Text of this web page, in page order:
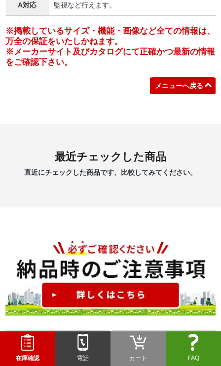
A対応
監視など行えます。
※掲載しているサイズ・機能・画像など全ての情報は、
万全の保証をいたしかねます。
※メーカーサイト及びカタログにて正確かつ最新の情報
をご確認下さい。
メニューへ戻る
最近チェックした商品
直近にチェックした商品です、比較してみてください。
在庫確認 電話 カート FAQ